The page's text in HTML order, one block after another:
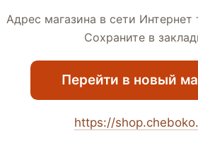
Адрес магазина в сети
Сохраните в
Перейти в новый
https://